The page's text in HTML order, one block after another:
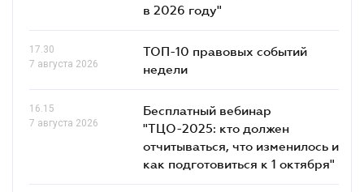
в 2026 году"
17.30
7 августа 2026
ТОП-10 правовых событий
недели
16.15
7 августа 2026
Бесплатный вебинар
"ТЦО-2025: кто должен
отчитываться, что изменилось и
как подготовиться к 1 октября"